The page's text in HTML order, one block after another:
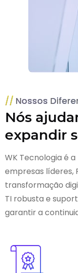
Nossos
Nós
expandir
WK Tecnologia é
empresas líderes,
transformação
TI robusta e
garantir a